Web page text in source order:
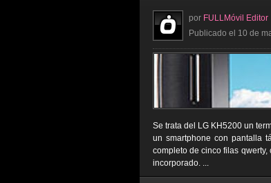
por FULLMóvil Editor
Publicado el 10 de
Se trata del LG KH5200 un
un smartphone con pantalla
completo de cinco filas
incorporado. ...